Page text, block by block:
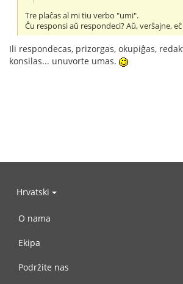
Tre plaĉas al mi tiu verbo "umi".
Ĉu responsi aŭ respondeci? Aŭ, verŝajne,
Ili respondecas, prizorgas, okupiĝas,
konsilas... unuvorte umas.
Hrvatski
O nama
Ekipa
Podržite nas